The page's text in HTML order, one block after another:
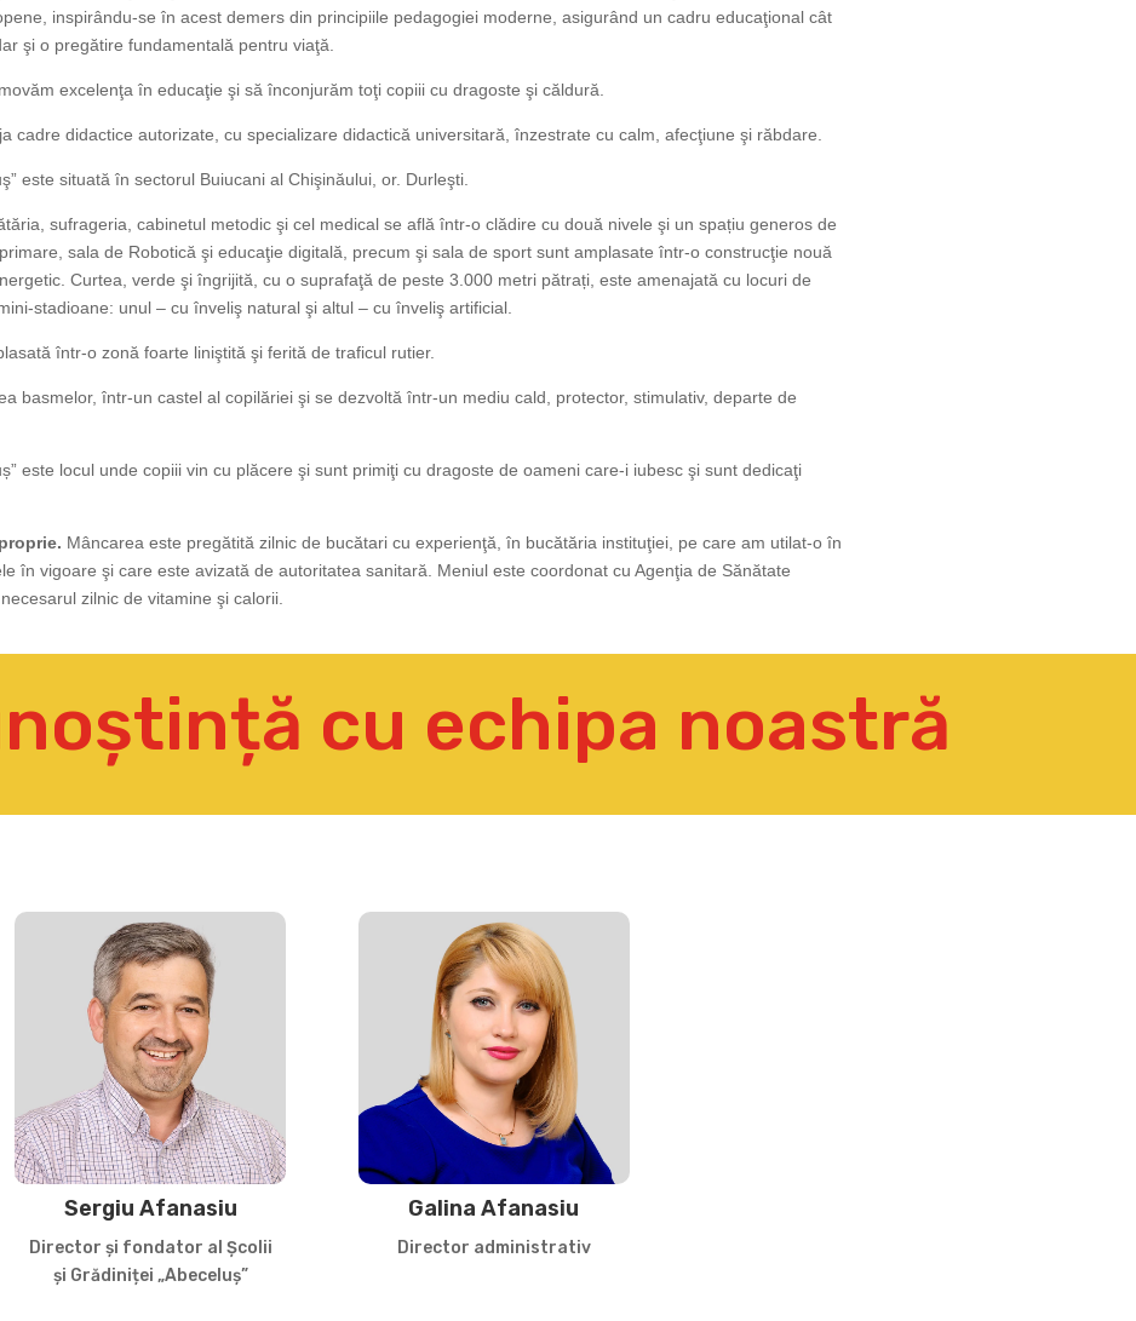
inspirându-se în acest demers din principiile pedagogiei moderne, asigurând un cadru educaţional cât
şi o pregătire fundamentală pentru viaţă.
excelenţa în educaţie şi să înconjurăm toţi copiii cu dragoste şi căldură.
cadre didactice autorizate, cu specializare didactică universitară, înzestrate cu calm, afecţiune şi răbdare.
este situată în sectorul Buiucani al Chişinăului, or. Durleşti.
sufrageria, cabinetul metodic şi cel medical se află într-o clădire cu două nivele şi un spațiu generos de
sala de Robotică şi educaţie digitală, precum şi sala de sport sunt amplasate într-o construcţie nouă
Curtea, verde şi îngrijită, cu o suprafaţă de peste 3.000 metri pătrați, este amenajată cu locuri de
stadioane: unul – cu înveliş natural şi altul – cu înveliş artificial.
într-o zonă foarte liniştită şi ferită de traficul rutier.
basmelor, într-un castel al copilăriei şi se dezvoltă într-un mediu cald, protector, stimulativ, departe de
este locul unde copiii vin cu plăcere şi sunt primiţi cu dragoste de oameni care-i iubesc şi sunt dedicaţi
Mâncarea este pregătită zilnic de bucătari cu experienţă, în bucătăria instituţiei, pe care am utilat-o în
în vigoare şi care este avizată de autoritatea sanitară. Meniul este coordonat cu Agenţia de Sănătate
zilnic de vitamine şi calorii.
cu echipa noastră
Sergiu Afanasiu
Director și fondator al Școlii
și Grădiniței „Abeceluș”
Galina Afanasiu
Director administrativ